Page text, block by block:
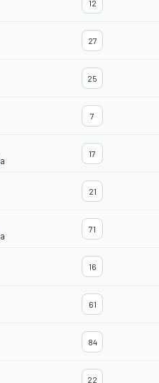
12
27
25
7
17
21
71
16
61
84
22